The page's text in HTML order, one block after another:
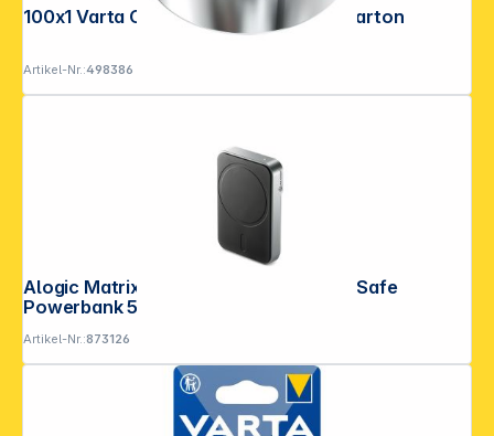
100x1 Varta Chron V 364 VPE Masterkarton
Artikel-Nr.:498386
Alogic Matrix Universal Magnetic MagSafe
Powerbank 5000mAh Black
Artikel-Nr.:873126